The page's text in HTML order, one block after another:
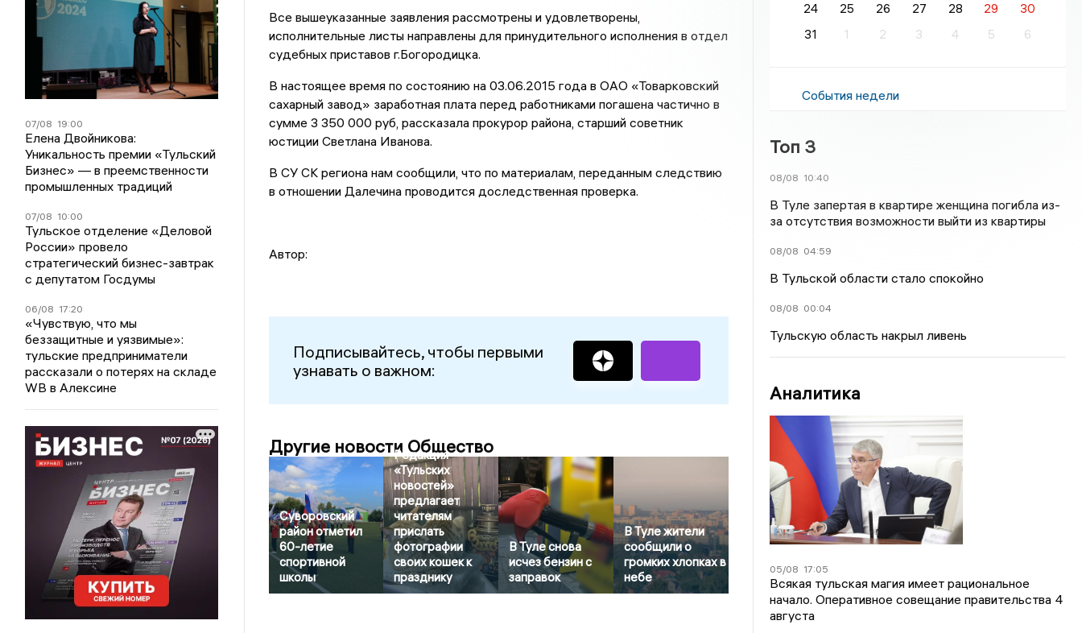
07/08 19:00
Елена Двойникова:
Уникальность премии «Тульский
Бизнес» — в преемственности
промышленных традиций
07/08 10:00
Тульское отделение «Деловой
России» провело
стратегический бизнес-завтрак
с депутатом Госдумы
06/08 17:20
«Чувствую, что мы
беззащитные и уязвимые»:
тульские предприниматели
рассказали о потерях на складе
WB в Алексине
Все вышеуказанные заявления рассмотрены и удовлетворены,
исполнительные листы направлены для принудительного исполнения в отдел
судебных приставов г.Богородицка.
В настоящее время по состоянию на 03.06.2015 года в ОАО «Товарковский
сахарный завод» заработная плата перед работниками погашена частично в
сумме 3 350 000 руб, рассказала прокурор района, старший советник
юстиции Светлана Иванова.
В СУ СК региона нам сообщили, что по материалам, переданным следствию
в отношении Далечина проводится доследственная проверка.
Автор:
Подписывайтесь, чтобы первыми
узнавать о важном:
Другие новости Общество
Суворовский
район отметил
60-летие
спортивной
школы
Редакция
«Тульских
новостей»
предлагает
читателям
прислать
фотографии
своих кошек к
празднику
В Туле снова
исчез бензин с
заправок
В Туле жители
сообщили о
громких хлопках в
небе
24
25 26 27 28 29
30
31
1 2 3 4 5 6
События недели
Топ 3
08/08 10:40
В Туле запертая в квартире женщина погибла из-
за отсутствия возможности выйти из квартиры
08/08 04:59
В Тульской области стало спокойно
08/08 00:04
Тульскую область накрыл ливень
Аналитика
05/08 17:05
Всякая тульская магия имеет рациональное
начало. Оперативное совещание правительства 4
августа